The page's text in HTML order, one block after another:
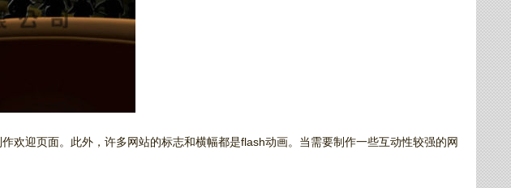
欢迎页面。此外，许多网站的标志和横幅都是flash动画。当需要制作一些互动性较强的网